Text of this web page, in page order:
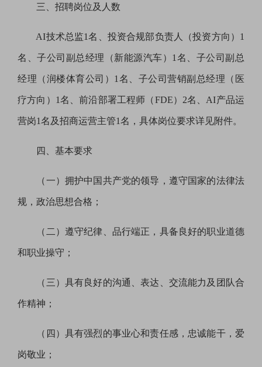
三、招聘岗位及人数
AI技术总监1名、投资合规部负责人（投资方向）1
名、子公司副总经理（新能源汽车）1名、子公司副总
经理（润楼体育公司）1名、子公司营销副总经理（医
疗方向）1名、前沿部署工程师（FDE）2名、AI产品运
营岗1名及招商运营主管1名， 具体岗位要求详见附件。
四、基本要求
（一）拥护中国共产党的领导，遵守国家的法律法
规 ，政治思想合格；
（二）遵守纪律、品行端正，具备良好的职业道德
和职业操守；
（三）具有良好的沟通、表达、交流能力及团队合
作精神；
（四）具有强烈的事业心和责任感，忠诚能干，爱
岗敬业；